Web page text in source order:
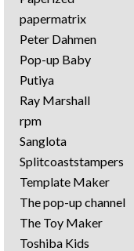
papermatrix
Peter Dahmen
Pop-up Baby
Putiya
Ray Marshall
rpm
Sanglota
Splitcoaststampers
Template Maker
The pop-up channel
The Toy Maker
Toshiba Kids